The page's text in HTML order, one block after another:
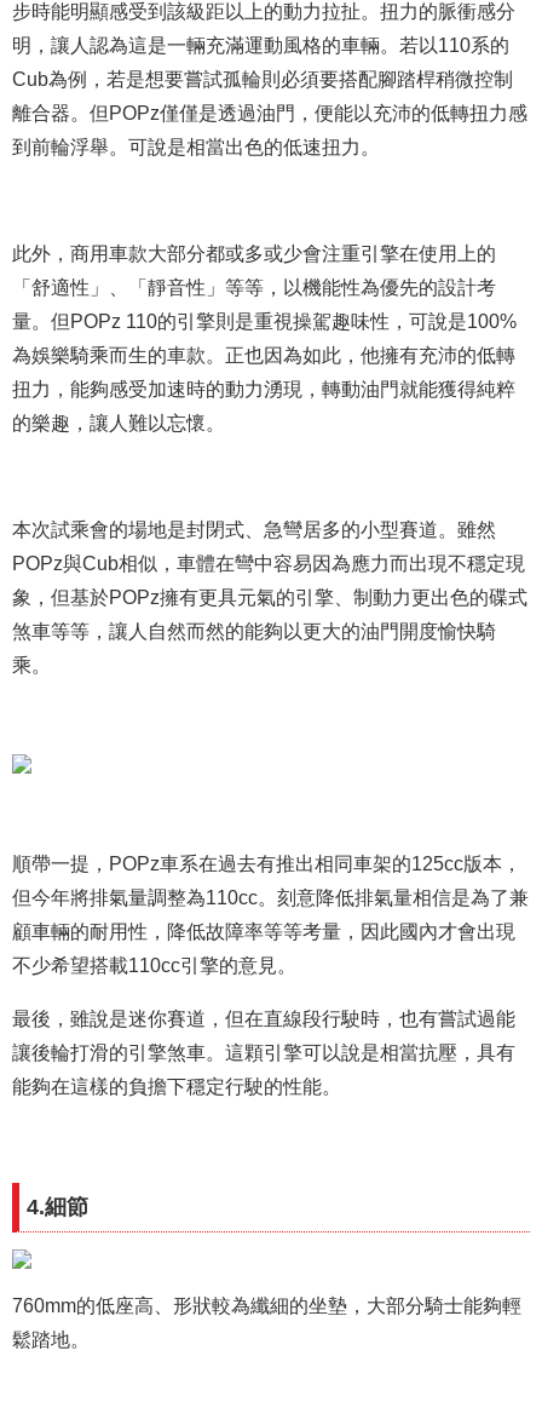
步時能明顯感受到該級距以上的動力拉扯。扭力的脈衝感分
明，讓人認為這是一輛充滿運動風格的車輛。若以110系的
Cub為例，若是想要嘗試孤輪則必須要搭配腳踏桿稍微控制
離合器。但POPz僅僅是透過油門，便能以充沛的低轉扭力感
到前輪浮舉。可說是相當出色的低速扭力。
此外，商用車款大部分都或多或少會注重引擎在使用上的
「舒適性」、「靜音性」等等，以機能性為優先的設計考
量。但POPz 110的引擎則是重視操駕趣味性，可說是100%
為娛樂騎乘而生的車款。正也因為如此，他擁有充沛的低轉
扭力，能夠感受加速時的動力湧現，轉動油門就能獲得純粹
的樂趣，讓人難以忘懷。
本次試乘會的場地是封閉式、急彎居多的小型賽道。雖然
POPz與Cub相似，車體在彎中容易因為應力而出現不穩定現
象，但基於POPz擁有更具元氣的引擎、制動力更出色的碟式
煞車等等，讓人自然而然的能夠以更大的油門開度愉快騎
乘。
順帶一提，POPz車系在過去有推出相同車架的125cc版本，
但今年將排氣量調整為110cc。刻意降低排氣量相信是為了兼
顧車輛的耐用性，降低故障率等等考量，因此國內才會出現
不少希望搭載110cc引擎的意見。
最後，雖說是迷你賽道，但在直線段行駛時，也有嘗試過能
讓後輪打滑的引擎煞車。這顆引擎可以說是相當抗壓，具有
能夠在這樣的負擔下穩定行駛的性能。
4.細節
760mm的低座高、形狀較為纖細的坐墊，大部分騎士能夠輕
鬆踏地。